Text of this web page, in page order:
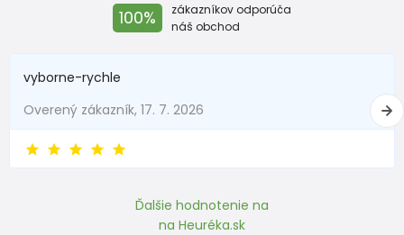
100%
zákazníkov odporúča
náš obchod
vyborne-rychle
Overený zákazník, 17. 7. 2026
Ďalšie hodnotenie na
na Heuréka.sk